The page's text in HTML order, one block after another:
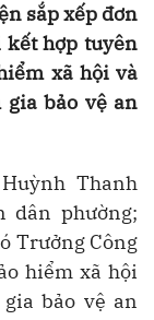
sắp xếp đơn
hợp tuyên
xã hội và
bảo vệ an
Thanh
dân phường;
Trưởng Công
hiểm xã hội
bảo vệ an